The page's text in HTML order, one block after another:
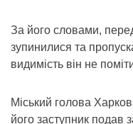
За його словами,
зупинилися та
видимість він не
Міський голова
його заступник подав